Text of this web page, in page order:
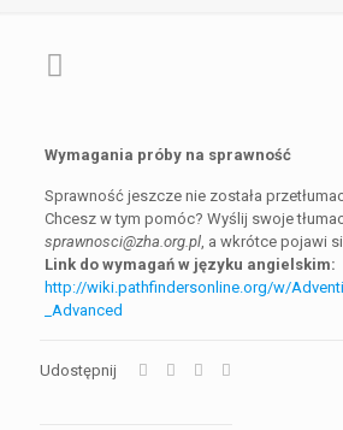
Wymagania próby na sprawność
Sprawność jeszcze nie została
Chcesz w tym pomóc? Wyślij swoje
sprawnosci@zha.org.pl, a wkrótce pojawi
Link do wymagań w języku angielskim:
http://wiki.pathfindersonline.org/w/
_Advanced
Udostępnij